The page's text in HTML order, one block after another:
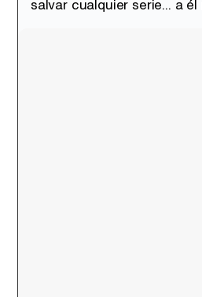
salvar cualquier serie... a él